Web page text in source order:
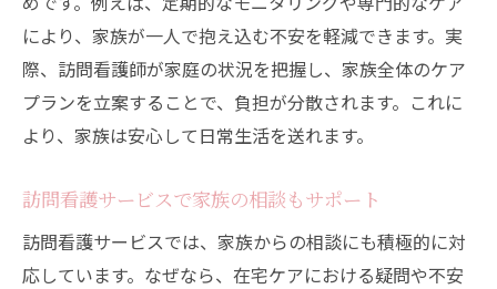
により、家族が一人で抱え込む不安を軽減できます。実
際、訪問看護師が家庭の状況を把握し、家族全体のケア
プランを立案することで、負担が分散されます。これに
より、家族は安心して日常生活を送れます。
訪問看護サービスで家族の相談もサポート
訪問看護サービスでは、家族からの相談にも積極的に対
応しています。なぜなら、在宅ケアにおける疑問や不安